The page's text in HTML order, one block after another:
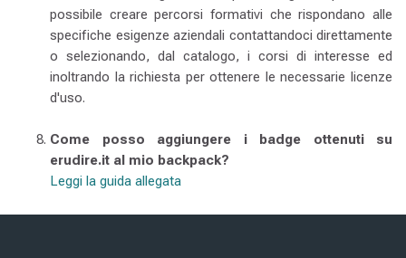
possibile creare percorsi formativi che rispondano alle
specifiche esigenze aziendali contattandoci direttamente
o selezionando, dal catalogo, i corsi di interesse ed
inoltrando la richiesta per ottenere le necessarie licenze
d'uso.
Come posso aggiungere i badge ottenuti su
erudire.it al mio backpack?
Leggi la guida allegata